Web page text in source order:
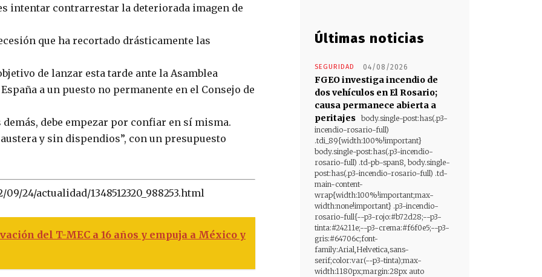
intentar contrarrestar la deteriorada imagen de
que ha recortado drásticamente las
de lanzar esta tarde ante la Asamblea
a un puesto no permanente en el Consejo de
debe empezar por confiar en sí misma.
y sin dispendios”, con un presupuesto
24/actualidad/1348512320_988253.html
del T-MEC a 16 años y empuja a México y
Últimas noticias
SEGURIDAD 04/08/2026
FGEO investiga incendio de
dos vehículos en El Rosario;
causa permanece abierta a
peritajes body.single-post:has(.p3-
incendio-rosario-full)
.tdi_89{width:100%!important}
body.single-post:has(.p3-incendio-
rosario-full) .td-pb-span8, body.single-
post:has(.p3-incendio-rosario-full) .td-
main-content-
wrap{width:100%!important;max-
width:none!important} .p3-incendio-
rosario-full{--p3-rojo:#b72d28;--p3-
tinta:#24211e;--p3-crema:#f6f0e5;--p3-
gris:#64706c;font-
family:Arial,Helvetica,sans-
serif;color:var(--p3-tinta);max-
width:1180px;margin:28px auto